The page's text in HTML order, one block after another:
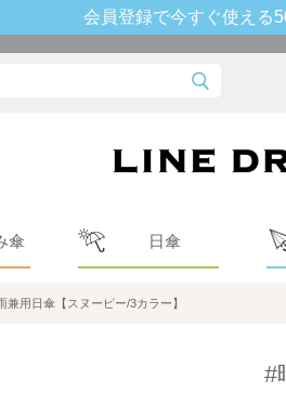
会員登録で今すぐ使える
傘 日傘
兼用日傘【スヌーピー/3カラー】
#